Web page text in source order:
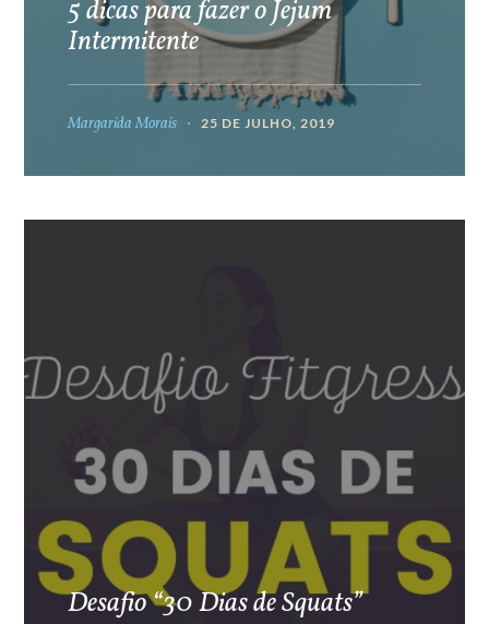
5 dicas para fazer o Jejum
Intermitente
Margarida Morais 25 DE JULHO, 2019
Desafio “30 Dias de Squats”